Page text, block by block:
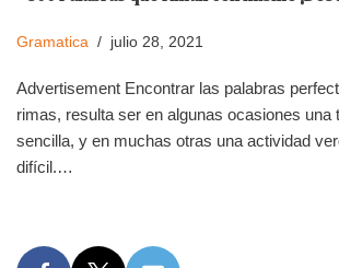
Gramatica julio 28, 2021
Advertisement Encontrar las palabras
rimas, resulta ser en algunas ocasiones una
sencilla, y en muchas otras una actividad
difícil.…